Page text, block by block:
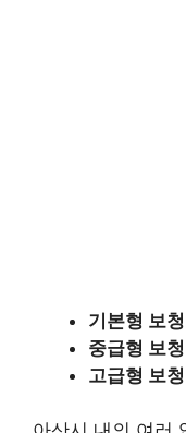
기본형 보
중급형 보
고급형 보